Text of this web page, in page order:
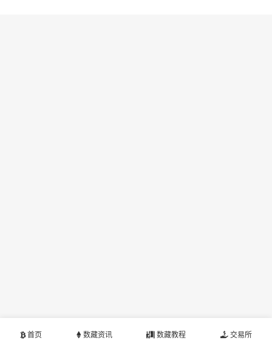
首页 数藏资讯 数藏教程 交易所